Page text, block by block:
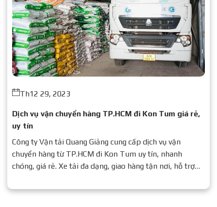
Th12 29, 2023
Dịch vụ vận chuyển hàng TP.HCM đi Kon Tum giá rẻ,
uy tín
Công ty Vận tải Quang Giảng cung cấp dịch vụ vận
chuyển hàng từ TP.HCM đi Kon Tum uy tín, nhanh
chóng, giá rẻ. Xe tải đa dạng, giao hàng tận nơi, hỗ trợ